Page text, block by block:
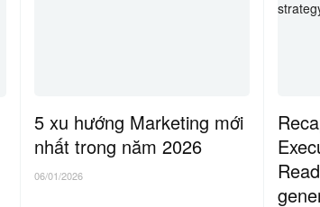
5 xu hướng Marketing mới
nhất trong năm 2026
06/01/2026